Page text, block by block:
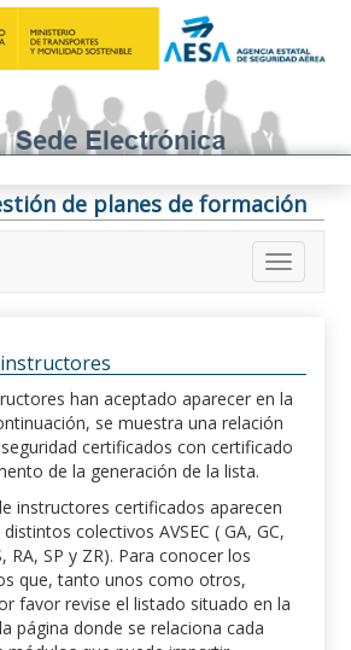
de planes de formación
han aceptado aparecer en la
se muestra una relación
certificados con certificado
de la generación de la lista.
instructores certificados aparecen
colectivos AVSEC ( GA, GC,
RA, SP y ZR). Para conocer los
que, tanto unos como otros,
favor revise el listado situado en la
página donde se relaciona cada